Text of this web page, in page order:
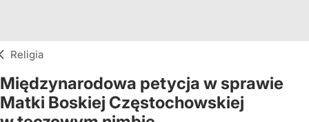
Religia
Międzynarodowa petycja w sprawie
Matki Boskiej Częstochowskiej